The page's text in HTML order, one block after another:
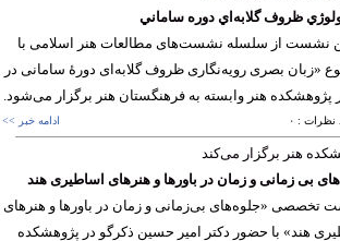
ظروف گلابه‌اي دوره ساماني
نشست از سلسله نشست‌های مطالعات هنر اسلامی با
بصری رویه‌نگاری ظروف گلابه‌‌ای دورۀ سامانی در
هنر وابسته به فرهنگستان هنر برگزار می‌شود.
: ٠ ادامه خبر >>
هنر برگزار می‌کند
بی زمانی و زمان در باورها و هنرهای اساطیری هند
«جلوه‌های بی‌زمانی و زمان در باورها و هنرهای
هند» با حضور دكتر امیر حسین ذكرگو در پژوهشكده